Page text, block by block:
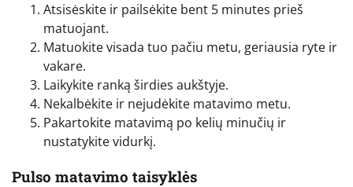
Atsisėskite ir pailsėkite bent 5 minutes prieš
matuojant.
Matuokite visada tuo pačiu metu, geriausia ryte ir
vakare.
Laikykite ranką širdies aukštyje.
Nekalbėkite ir nejudėkite matavimo metu.
Pakartokite matavimą po kelių minučių ir
nustatykite vidurkį.
Pulso matavimo taisyklės